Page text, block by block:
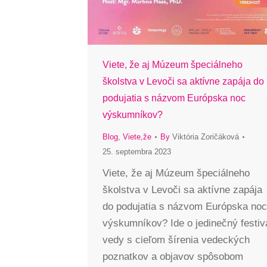
Viete, že aj Múzeum špeciálneho
školstva v Levoči sa aktívne zapája do
podujatia s názvom Európska noc
výskumníkov?
Blog, Viete,že By Viktória Zoričáková
25. septembra 2023
Viete, že aj Múzeum špeciálneho
školstva v Levoči sa aktívne zapája
do podujatia s názvom Európska noc
výskumníkov? Ide o jedinečný
vedy s cieľom šírenia vedeckých
poznatkov a objavov spôsobom